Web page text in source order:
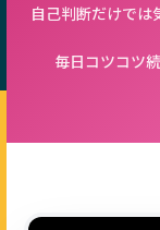
自己判断だけでは
毎日コツコツ